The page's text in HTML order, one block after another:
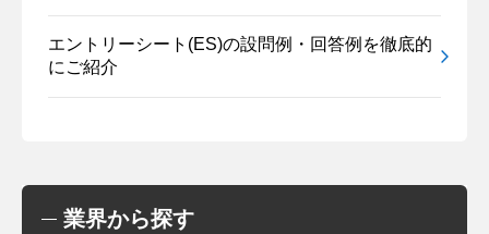
エントリーシート(ES)の設問例・回答例を徹底的
にご紹介
業界から探す